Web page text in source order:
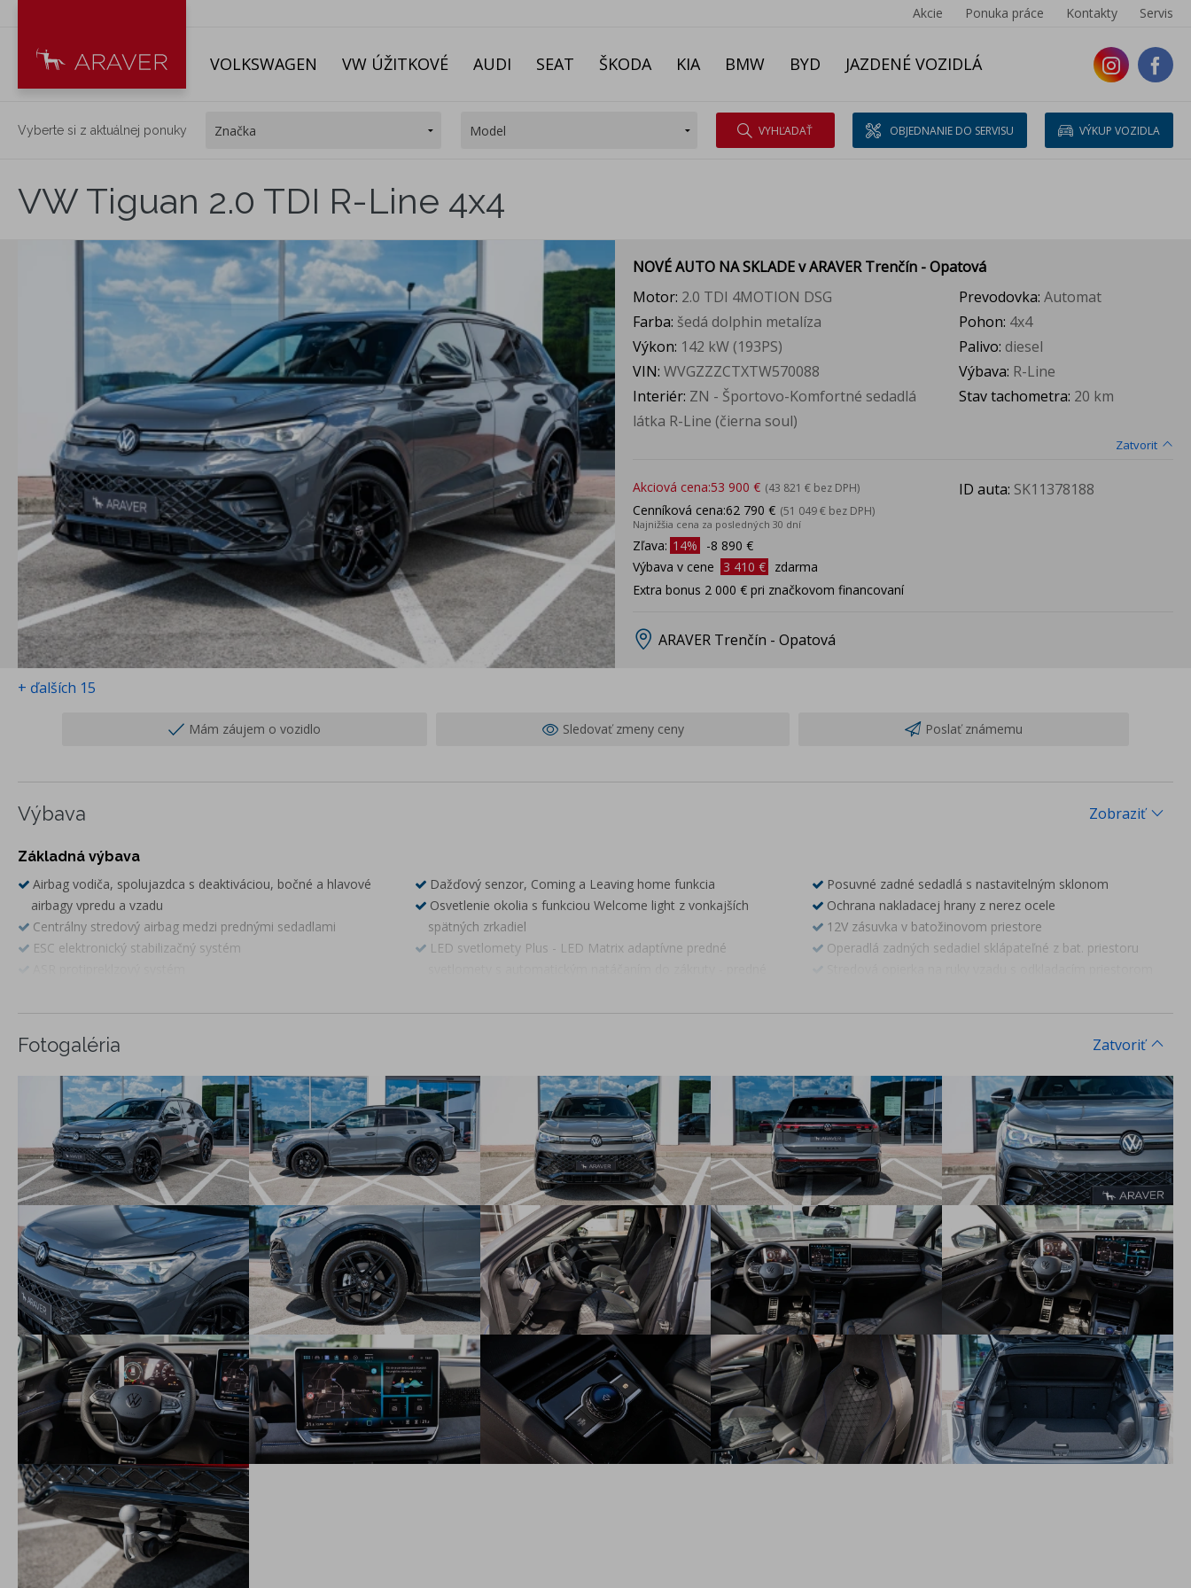
Akcie Ponuka práce Kontakty Servis
VOLKSWAGEN VW ÚŽITKOVÉ AUDI SEAT ŠKODA KIA BMW BYD JAZDENÉ VOZIDLÁ
Vyberte si z aktuálnej ponuky VYHĽADAŤ OBJEDNANIE DO SERVISU VÝKUP VOZIDLA
VW Tiguan 2.0 TDI R-Line 4x4
+ ďalších 15
NOVÉ AUTO NA SKLADEv ARAVER Trenčín - Opatová
Motor: 2.0 TDI 4MOTION DSG
Farba: šedá dolphin metalíza
Výkon: 142 kW (193PS)
Prevodovka: Automat
Pohon: 4x4
Palivo: diesel
VIN: WVGZZZCTXTW570088
Interiér: ZN - Športovo-Komfortné sedadlá
látka R-Line (čierna soul)
Výbava: R-Line
Stav tachometra: 20 km
Zatvorit
Akciová cena:53 900 € (43 821 € bez DPH)
Cenníková cena:62 790 € (51 049 € bez DPH)
Najnižšia cena za posledných 30 dní
Zľava: 14%
-8 890 €
Výbava v cene
3 410 € zdarma
Extra bonus 2 000 € pri značkovom financovaní
ID auta: SK11378188
ARAVER Trenčín - Opatová
Mám záujem o vozidlo Sledovať zmeny ceny Poslať známemu
Zobraziť
Výbava
Základná výbava
Airbag vodiča, spolujazdca s deaktiváciou, bočné a hlavové
airbagy vpredu a vzadu
Centrálny stredový airbag medzi prednými sedadlami
ESC elektronický stabilizačný systém
EBV elektronické rozdeľovanie brzdnej sily
EDS elektronická uzávierka diferenciálu
MSR regulácia krútiaceho momentu
Front Assist a City Brake - systém na sledovanie diania pred
vozidlom a systém núdzového brzdenia vozidla pri
hroziacom čelnom náraze
Pedestrian Recognition asistent rozpoznávania kolízie s
chodcom
Lane Assist - asistent zachovania jazdného pruhu
Car2X - online komunikácia medzi vozidlami, informácie o
kritických situáciách na trase
Rozpoznávanie dopravných značiek
Predné hlavové opierky bezpečnostne optimalizované
3-bodové bezpečnostné pásy na všetkých sedadlách,
vpredu výškovo nastaviteľné
3 hlavové opierky sedadiel vzadu
ISOFIX systém na uchytenie detských sedačiek na sedadle
spolujazdca a na 2 zadných sedadlách s dodatočným
istením Toptether
Systém rozpoznania únavy vodiča
Upozornenie na prekročenie rýchlosti
eCall – tiesňové volanie
Driving experience control - otočný ovládač na stredovej
konzole s 3 funkciami
Nastavenie jazdného profilu vozidla
Imobilizér
Elektromechanický posilňovač riadenia s premenlivým
Dažďový senzor, Coming a Leaving home funkcia
Osvetlenie okolia s funkciou Welcome light z vonkajších
spätných zrkadiel
LED svetlomety Plus - LED Matrix adaptívne predné
3D LED zadné svetlá
Rádio Ready2Discover, 12,9" farebný dotykový displej
8 reproduktorov vpredu a vzadu
Bluetooth hands-free mobilné pripojenie
Online služby VW Connect (príprava)
Digitálny rádiopríjem DAB+
2x USB-C vpredu
App-Connect Wireless - bezdrôtové pripojenie telefónu cez
AndroidAuto alebo Apple CarPlay
Kamera cúvacia Rear Assist
Automaticky stmievateľné vnútorné spätné zrkadlo
Elektricky ovládané a vyhrievané vonkajšie spätné zrkadlá,
na vodičovej strane asférické a stmievateľné
Centrálne zamykanie s diaľkovým ovládaním
Keyless Start - štartovacie tlačidlo na stredovej konzole
Elektricky ovládané okná vpredu a vzadu
Determálne sklá na všetkých oknách
Parkovací asistent Park Assist - Asistent pre priečne a
pozdĺžne parkovanie, vyparkovanie auta
Automatická 3-zónová klimatizácia Climatronic s
Posuvné zadné sedadlá s nastavitelným sklonom
Ochrana nakladacej hrany z nerez ocele
12V zásuvka v batožinovom priestore
Operadlá zadných sedadiel sklápateľné z bat. priestoru
Ambientné osvetlenie interiéru Plus - farebné LED
Nástupné lišty vpredu a vzadu z hliníku
Športovo-Komfortné predné sedadlá s integrovanými
hlavovými opierkami
Bez možnosti sklopenia sedadla spolujazdca
Poťah sedadiel látka R-Line
Masážna funkcia pre predné sedadlá
Športový volant
Strop vo farbe čierna titan
Pedále z nerez ocele
Spätné zrkadlá, kľučky dverí a nárazníky vo farbe karosérie
Tire Mobility Set a náradie
Lišty okolo bočných okien chrómové
Strešný nosič strieborný
R-Line Exteriér - Predný a zadný nárazník v R-Line dizajne -
Vonkajšie prahy R-Line čierne - R-Line logo na mriežke
chladiča a predných dverách
Disky z ľahkej zliatiny 19" Coventry, čierne, pneu 255/45 R19
samozalepovacie
Batéria Li-Ion s kapacitou 19,7 kWh netto (22 kWh brutto)
Zatvoriť
Fotogaléria